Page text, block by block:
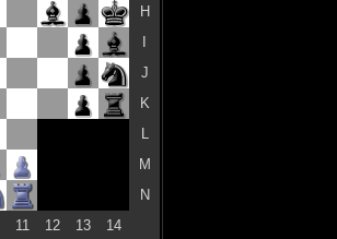
H
J
K
M
N
11 12 13 14